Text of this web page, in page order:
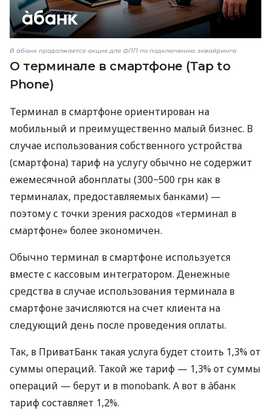
В àбанк продолжается акция для ФЛП по подключению эквайринга
О терминале в смартфоне (Tap to
Phone)
Терминал в смартфоне ориентирован на
мобильный и преимущественно малый бизнес. В
случае использования собственного устройства
(смартфона) тариф на услугу обычно не содержит
ежемесячной абонплаты (300−500 грн как в
терминалах, предоставляемых банками) —
поэтому с точки зрения расходов «терминал в
смартфоне» более экономичен.
Обычно терминал в смартфоне используется
вместе с кассовым интегратором. Денежные
средства в случае использования терминала в
смартфоне зачисляются на счет клиента на
следующий день после проведения оплаты.
Так, в ПриватБанк такая услуга будет стоить 1,3% от
суммы операций. Такой же тариф — 1,3% от суммы
операций — берут и в monobank. А вот в àбанк
тариф составляет 1,2%.